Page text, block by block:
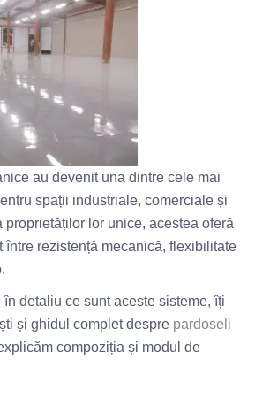
au devenit una dintre cele mai
spații industriale, comerciale și
proprietăților lor unice, acestea oferă
între rezistență mecanică, flexibilitate
detaliu ce sunt aceste sisteme, îți
și ghidul complet despre pardoseli
compoziția și modul de